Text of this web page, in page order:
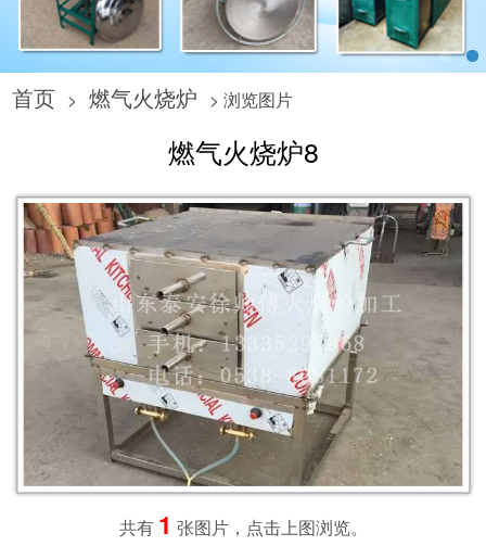
首页 > 燃气火烧炉 > 浏览图片
燃气火烧炉8
共有 1 张图片，点击上图浏览。